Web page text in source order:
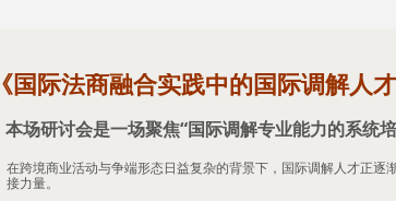
《国际法商融合实践中的国际调解人
本场研讨会是一场聚焦“国际调解专业能力的系统
在跨境商业活动与争端形态日益复杂的背景下，国际调解人才正
接力量。